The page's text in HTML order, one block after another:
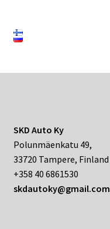
SKD Auto Ky
Polunmäenkatu 49,
33720 Tampere, Finland
+358 40 6861530
skdautoky@gmail.com